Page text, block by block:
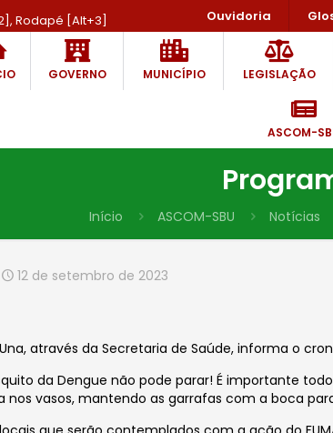
Rodapé [Alt+3] Ouvidoria
GOVERNO MUNICÍPIO LEGISLAÇÃO
ASCOM-
Início ASCOM-SBU Notícias
12 de setembro de 2023
através da Secretaria de Saúde, informa o
da Dengue não pode parar! É importante
vasos, mantendo as garrafas com a boca